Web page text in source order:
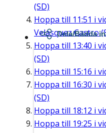
(SD)
Hoppa till 11:51 i
Velasquez Castro
Hoppa till 13:40 i
(SD)
Hoppa till 15:16 i
Hoppa till 16:30 i
(SD)
Hoppa till 18:12 i
Hoppa till 19:25 i
Dela/Bädda in